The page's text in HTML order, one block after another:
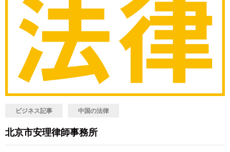
ビジネス記事 中国の法律
北京市安理律師事務所